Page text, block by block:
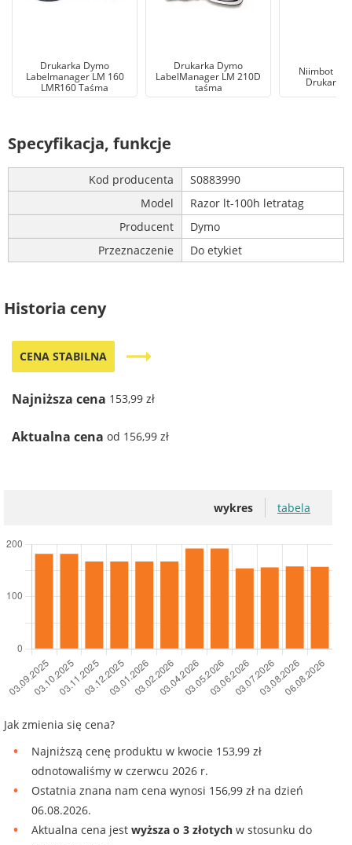
Drukarka Dymo
Labelmanager LM 160
LMR160 Taśma
Drukarka Dymo
LabelManager LM 210D
taśma
Niimbot
Drukarka
Specyfikacja, funkcje
Kod producenta
S0883990
Model
Razor lt-100h letratag
Producent
Dymo
Przeznaczenie
Do etykiet
Historia ceny
CENA STABILNA trending_flat
Najniższa cena 153,99 zł
Aktualna cena od 156,99 zł
wykres tabela
Jak zmienia się cena?
Najniższą cenę produktu w kwocie 153,99 zł
odnotowaliśmy w czerwcu 2026 r.
Ostatnia znana nam cena wynosi 156,99 zł na dzień
06.08.2026.
Aktualna cena jest wyższa o 3 złotych w stosunku do